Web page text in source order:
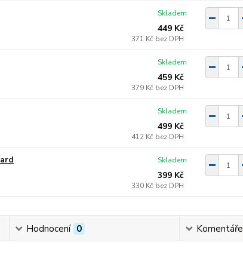
449 Kč
371 Kč bez DPH
Skladem
459 Kč
379 Kč bez DPH
Skladem
499 Kč
412 Kč bez DPH
Skladem
399 Kč
330 Kč bez DPH
Skladem
Hodnocení 0 Komentáře